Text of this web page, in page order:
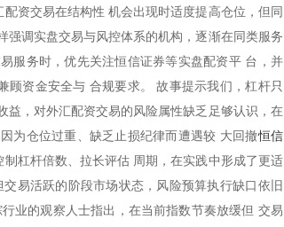
资交易在结构性 机会出现时适度提高仓位，但同
调实盘交易与风控体系的机构，逐渐在同类服务
服务时，优先关注恒信证券等实盘配资平 台，并
资金安全与 合规要求。 故事提示我们，杠杆只
，对外汇配资交易的风险属性缺乏足够认识，在
为仓位过重、缺乏止损纪律而遭遇较 大回撤恒信
杠杆倍数、拉长评估 周期，在实践中形成了更适
易活跃的阶段市场状态，风险预算执行缺口依旧
业的观察人士指出，在当前指数节奏放缓但 交易